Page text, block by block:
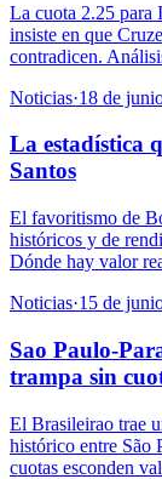
La cuota 2.25 para
insiste en que
contradicen.
Noticias·18 de
La estadística
Santos
El favoritismo de
históricos y de
Dónde hay valor
Noticias·15 de
Sao Paulo-
trampa sin
El Brasileirao trae
histórico entre São
cuotas esconden